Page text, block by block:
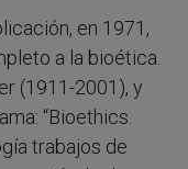
en 1971,
a la bioética.
(1911-2001), y
“Bioethics.
trabajos de